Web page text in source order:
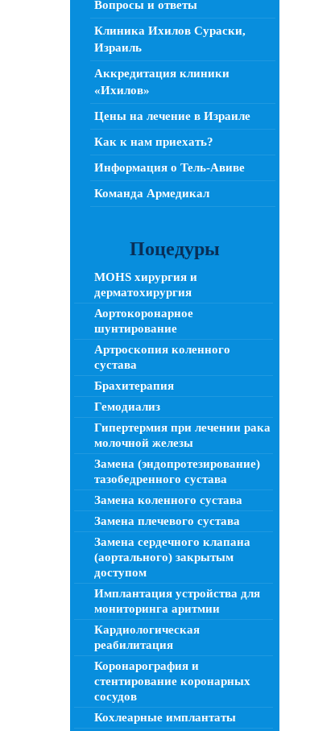
Вопросы и ответы
Клиника Ихилов Сураски,
Израиль
Аккредитация клиники
«Ихилов»
Цены на лечение в Израиле
Как к нам приехать?
Информация о Тель-Авиве
Команда Армедикал
Поцедуры
MOHS хирургия и
дерматохирургия
Аортокоронарное
шунтирование
Артроскопия коленного
сустава
Брахитерапия
Гемодиализ
Гипертермия при лечении рака
молочной железы
Замена (эндопротезирование)
тазобедренного сустава
Замена коленного сустава
Замена плечевого сустава
Замена сердечного клапана
(аортального) закрытым
доступом
Имплантация устройства для
мониторинга аритмии
Кардиологическая
реабилитация
Коронарография и
стентирование коронарных
сосудов
Кохлеарные имплантаты